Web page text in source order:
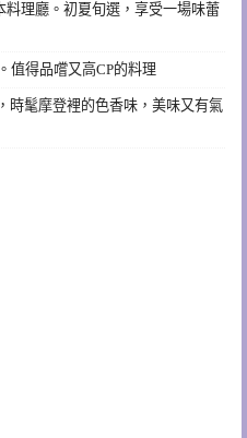
理廳。初夏旬選，享受一場味蕾
值得品嚐又高CP的料理
時髦摩登裡的色香味，美味又有氣